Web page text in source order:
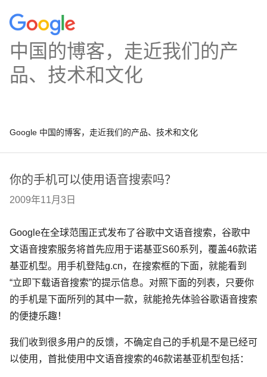
中国的博客，走近我们的产
品、技术和文化
Google 中国的博客，走近我们的产品、技术和文化
你的手机可以使用语音搜索吗？
2009年11月3日
Google在全球范围正式发布了谷歌中文语音搜索，谷歌中
文语音搜索服务将首先应用于诺基亚S60系列，覆盖46款诺
基亚机型。用手机登陆g.cn，在搜索框的下面，就能看到
“立即下载语音搜索”的提示信息。对照下面的列表，只要你
的手机是下面所列的其中一款，就能抢先体验谷歌语音搜索
的便捷乐趣！
我们收到很多用户的反馈，不确定自己的手机是不是已经可
以使用，首批使用中文语音搜索的46款诺基亚机型包括：